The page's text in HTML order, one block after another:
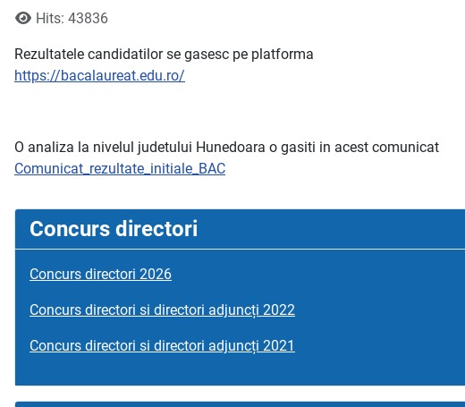
Hits: 43836
Rezultatele candidatilor se gasesc pe platforma
https://bacalaureat.edu.ro/
O analiza la nivelul judetului Hunedoara o gasiti in acest comunicat
Comunicat_rezultate_initiale_BAC
Concurs directori
Concurs directori 2026
Concurs directori si directori adjuncți 2022
Concurs directori si directori adjuncți 2021